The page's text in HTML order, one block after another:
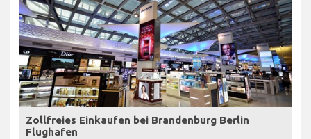
Zollfreies Einkaufen bei Brandenburg Berlin
Flughafen